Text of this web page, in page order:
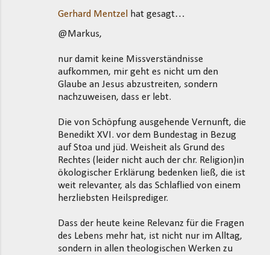
Gerhard Mentzel
hat gesagt…
@Markus,
nur damit keine Missverständnisse
aufkommen, mir geht es nicht um den
Glaube an Jesus abzustreiten, sondern
nachzuweisen, dass er lebt.
Die von Schöpfung ausgehende Vernunft, die
Benedikt XVI. vor dem Bundestag in Bezug
auf Stoa und jüd. Weisheit als Grund des
Rechtes (leider nicht auch der chr. Religion)in
ökologischer Erklärung bedenken ließ, die ist
weit relevanter, als das Schlaflied von einem
herzliebsten Heilsprediger.
Dass der heute keine Relevanz für die Fragen
des Lebens mehr hat, ist nicht nur im Alltag,
sondern in allen theologischen Werken zu